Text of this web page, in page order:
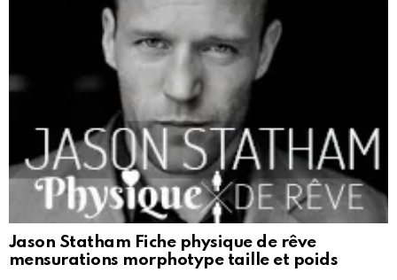
Jason Statham Fiche physique de rêve
mensurations morphotype taille et poids